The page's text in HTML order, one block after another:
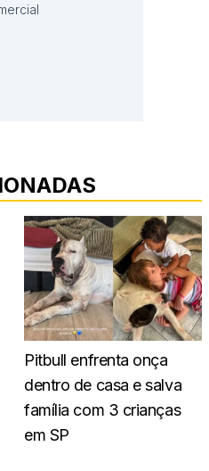
Pitbull enfrenta onça
dentro de casa e salva
família com 3 crianças
em SP